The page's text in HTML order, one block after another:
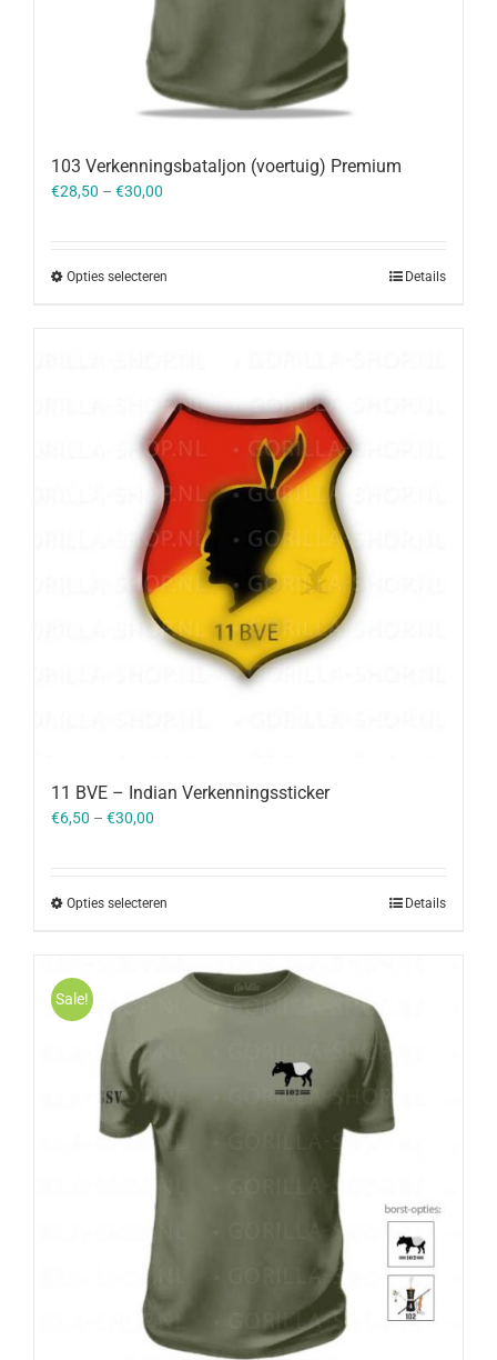
103 Verkenningsbataljon (voertuig) Premium
€28,50 – €30,00
Opties selecteren Details
11 BVE – Indian Verkenningssticker
€6,50 – €30,00
Opties selecteren Details
Sale!